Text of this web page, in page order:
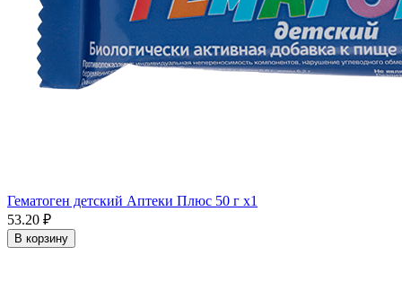
Гематоген детский Аптеки Плюс 50 г x1
53.20 ₽
В корзину